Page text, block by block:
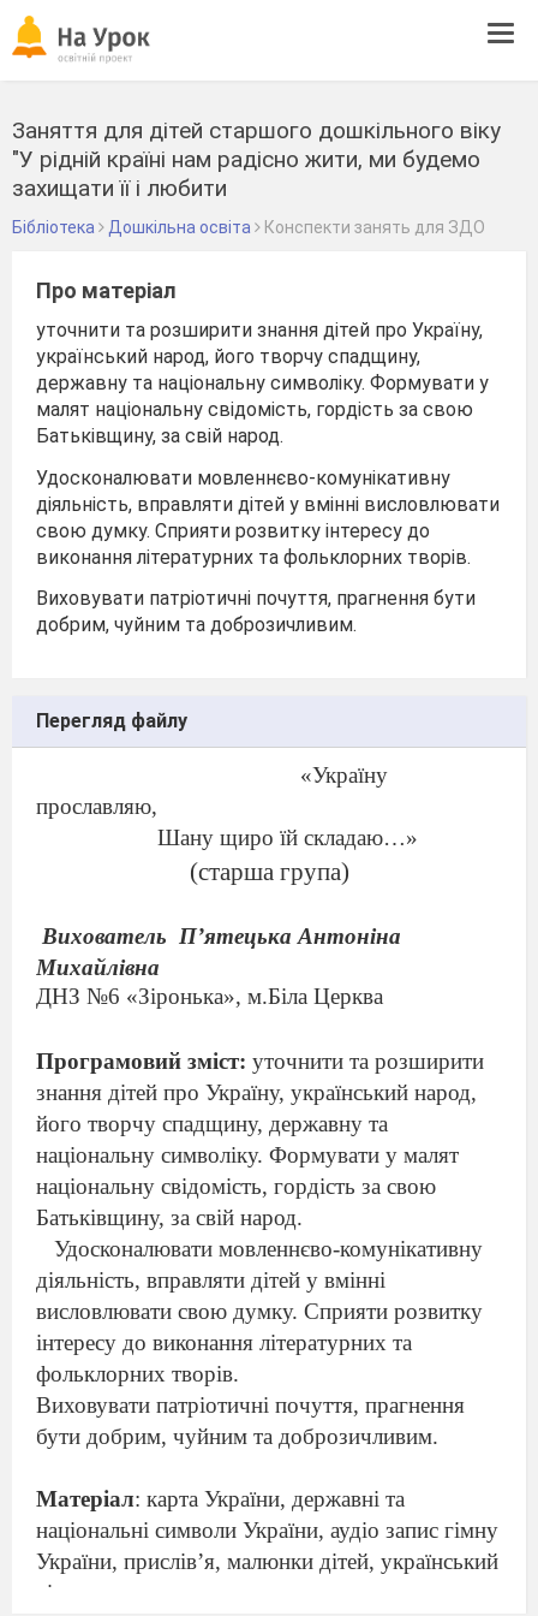
Заняття для дітей старшого дошкільного віку
"У рідній країні нам радісно жити, ми будемо
захищати її і любити
Бібліотека Дошкільна освіта Конспекти занять для ЗДО
Про матеріал
уточнити та розширити знання дітей про Україну,
український народ, його творчу спадщину,
державну та національну символіку. Формувати у
малят національну свідомість, гордість за свою
Батьківщину, за свій народ.
Удосконалювати мовленнєво-комунікативну
діяльність, вправляти дітей у вмінні висловлювати
свою думку. Сприяти розвитку інтересу до
виконання літературних та фольклорних творів.
Виховувати патріотичні почуття, прагнення бути
добрим, чуйним та доброзичливим.
Перегляд файлу
«Україну
прославляю,
Шану щиро їй складаю…»
(старша група)
Вихователь П’ятецька Антоніна
Михайлівна
ДНЗ №6 «Зіронька», м.Біла Церква
Програмовий зміст: уточнити та розширити
знання дітей про Україну, український народ,
його творчу спадщину, державну та
національну символіку. Формувати у малят
національну свідомість, гордість за свою
Батьківщину, за свій народ.
Удосконалювати мовленнєво-комунікативну
діяльність, вправляти дітей у вмінні
висловлювати свою думку. Сприяти розвитку
інтересу до виконання літературних та
фольклорних творів.
Виховувати патріотичні почуття, прагнення
бути добрим, чуйним та доброзичливим.
Матеріал: карта України, державні та
національні символи України, аудіо запис гімну
України, прислів’я, малюнки дітей, український
віночок.